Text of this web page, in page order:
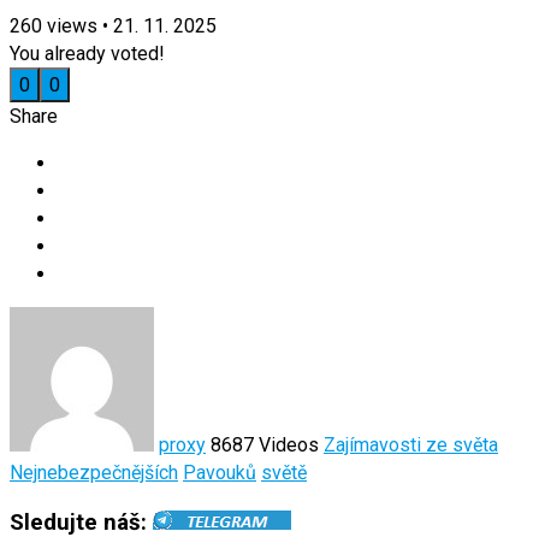
260 views • 21. 11. 2025
You already voted!
0
0
Share
proxy 8687 Videos Zajímavosti ze světa
Nejnebezpečnějších Pavouků světě
Sledujte náš: